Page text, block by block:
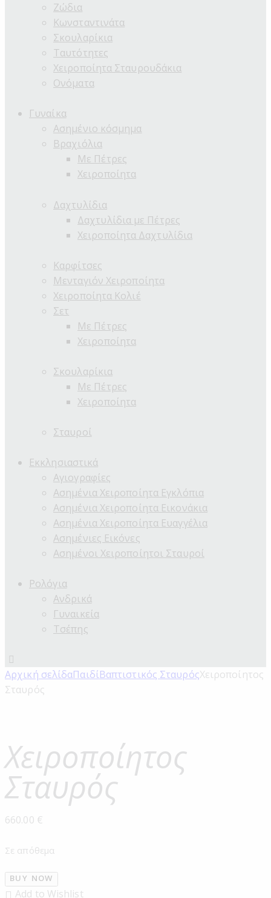
Ζώδια
Κωνσταντινάτα
Σκουλαρίκια
Ταυτότητες
Χειροποίητα Σταυρουδάκια
Ονόματα
Γυναίκα
Ασημένιο κόσμημα
Βραχιόλια
Με Πέτρες
Χειροποίητα
Δαχτυλίδια
Δαχτυλίδια με Πέτρες
Χειροποίητα Δαχτυλίδια
Καρφίτσες
Μενταγιόν Χειροποίητα
Χειροποίητα Κολιέ
Σετ
Με Πέτρες
Χειροποίητα
Σκουλαρίκια
Με Πέτρες
Χειροποίητα
Σταυροί
Εκκλησιαστικά
Αγιογραφίες
Ασημένια Χειροποίητα Εγκλόπια
Ασημένια Χειροποίητα Εικονάκια
Ασημένια Χειροποίητα Ευαγγέλια
Ασημένιες Εικόνες
Ασημένοι Χειροποίητοι Σταυροί
Ρολόγια
Ανδρικά
Γυναικεία
Τσέπης
Αρχική σελίδαΠαιδίΒαπτιστικός ΣταυρόςΧειροποίητος
Σταυρός
Χειροποίητος
Σταυρός
660.00 €
Σε απόθεμα
BUY NOW
Add to Wishlist